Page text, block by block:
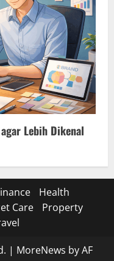
Lebih Dikenal
Health
Care
Property
| MoreNews by AF